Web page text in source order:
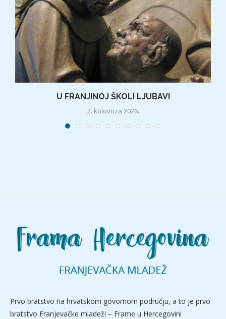
U FRANJINOJ ŠKOLI LJUBAVI
2. kolovoza 2026.
Prvo bratstvo na hrvatskom govornom području, a to je prvo
bratstvo Franjevačke mladeži – Frame u Hercegovini